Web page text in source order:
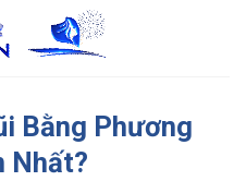
Bằng Phương
Nhất?